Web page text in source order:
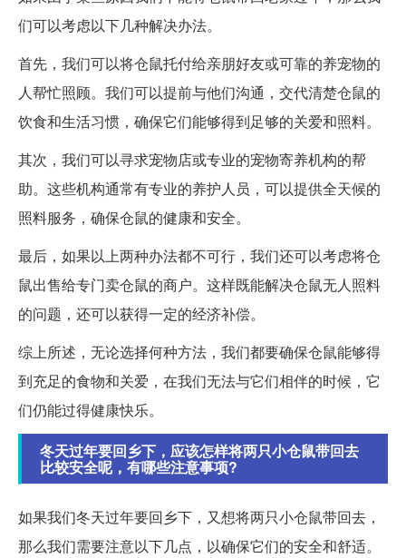
们可以考虑以下几种解决办法。
首先，我们可以将仓鼠托付给亲朋好友或可靠的养宠物的
人帮忙照顾。我们可以提前与他们沟通，交代清楚仓鼠的
饮食和生活习惯，确保它们能够得到足够的关爱和照料。
其次，我们可以寻求宠物店或专业的宠物寄养机构的帮
助。这些机构通常有专业的养护人员，可以提供全天候的
照料服务，确保仓鼠的健康和安全。
最后，如果以上两种办法都不可行，我们还可以考虑将仓
鼠出售给专门卖仓鼠的商户。这样既能解决仓鼠无人照料
的问题，还可以获得一定的经济补偿。
综上所述，无论选择何种方法，我们都要确保仓鼠能够得
到充足的食物和关爱，在我们无法与它们相伴的时候，它
们仍能过得健康快乐。
冬天过年要回乡下，应该怎样将两只小仓鼠带回去
比较安全呢，有哪些注意事项?
如果我们冬天过年要回乡下，又想将两只小仓鼠带回去，
那么我们需要注意以下几点，以确保它们的安全和舒适。